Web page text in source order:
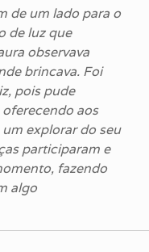
de um lado para o
de luz que
observava
brincava. Foi
pois pude
aos
explorar do seu
participaram e
fazendo
algo